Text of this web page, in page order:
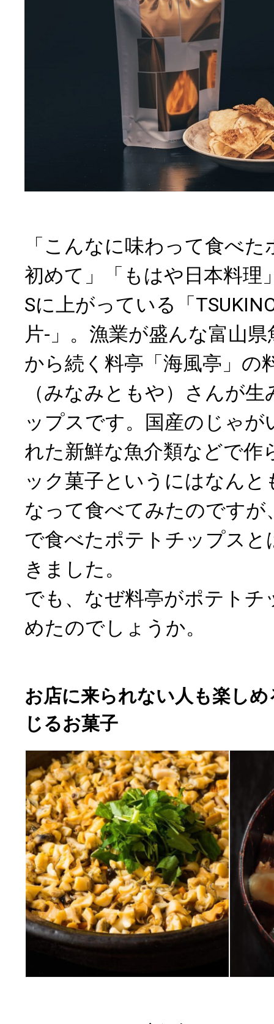
「こんなに味わって食べ
初めて」「もはや日本料理
Sに上がっている「
片-」。漁業が盛んな富山
から続く料亭「海風亭」の
（みなみともや）さんが
ップスです。国産のじゃが
れた新鮮な魚介類などで作
ック菓子というにはなんと
なって食べてみたのです
で食べたポテトチップスと
きました。
でも、なぜ料亭がポテトチ
めたのでしょうか。
お店に来られない人も楽し
じるお菓子